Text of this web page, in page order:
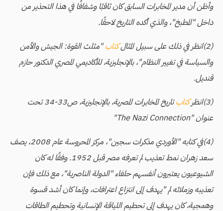
وأظن أن مدير المخابرات السابق كان ثاقبًا وشفافًا في هذا التحذير من
داخل "المطبخ"، والذي أكده التاريخ لاحقًا.
(2)انظر في ذلك على سبيل المثال
كتاب"مثلث القوة: الجيش والأمن
والسياسة في تغيير النظام"، بالإنجليزية، للأكاديمي المصري الدكتور حازم
قنديل.
(3)انظر
كتاب
تاريخ المخابرات المصرية، بالإنجليزية، ص33-34 تحت
عنوان "The Nazi Connection"
(4)في كتابه "الأوردي مذكرات سجين"، مركز المحروسة عام 2008، يصف
سعد زهران نمط تعذيب لم تعرفه مصر قبل 1952. وفقًا له كان
الشيوعيون يعتبرون أنفسهم حلفاء "الدولة الناصرية"، مع ذلك فإن
تعذيبه وزملائه لم "يهدف إلى انتزاع اعترافات، وإنما كان أشد قسوة
وهمجية، كان يهدف إلى تحطيم اللياقة الإنسانية وتحطيم الطاقات